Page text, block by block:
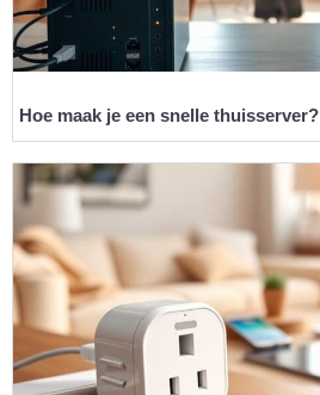
Hoe maak je een snelle thuisserver?